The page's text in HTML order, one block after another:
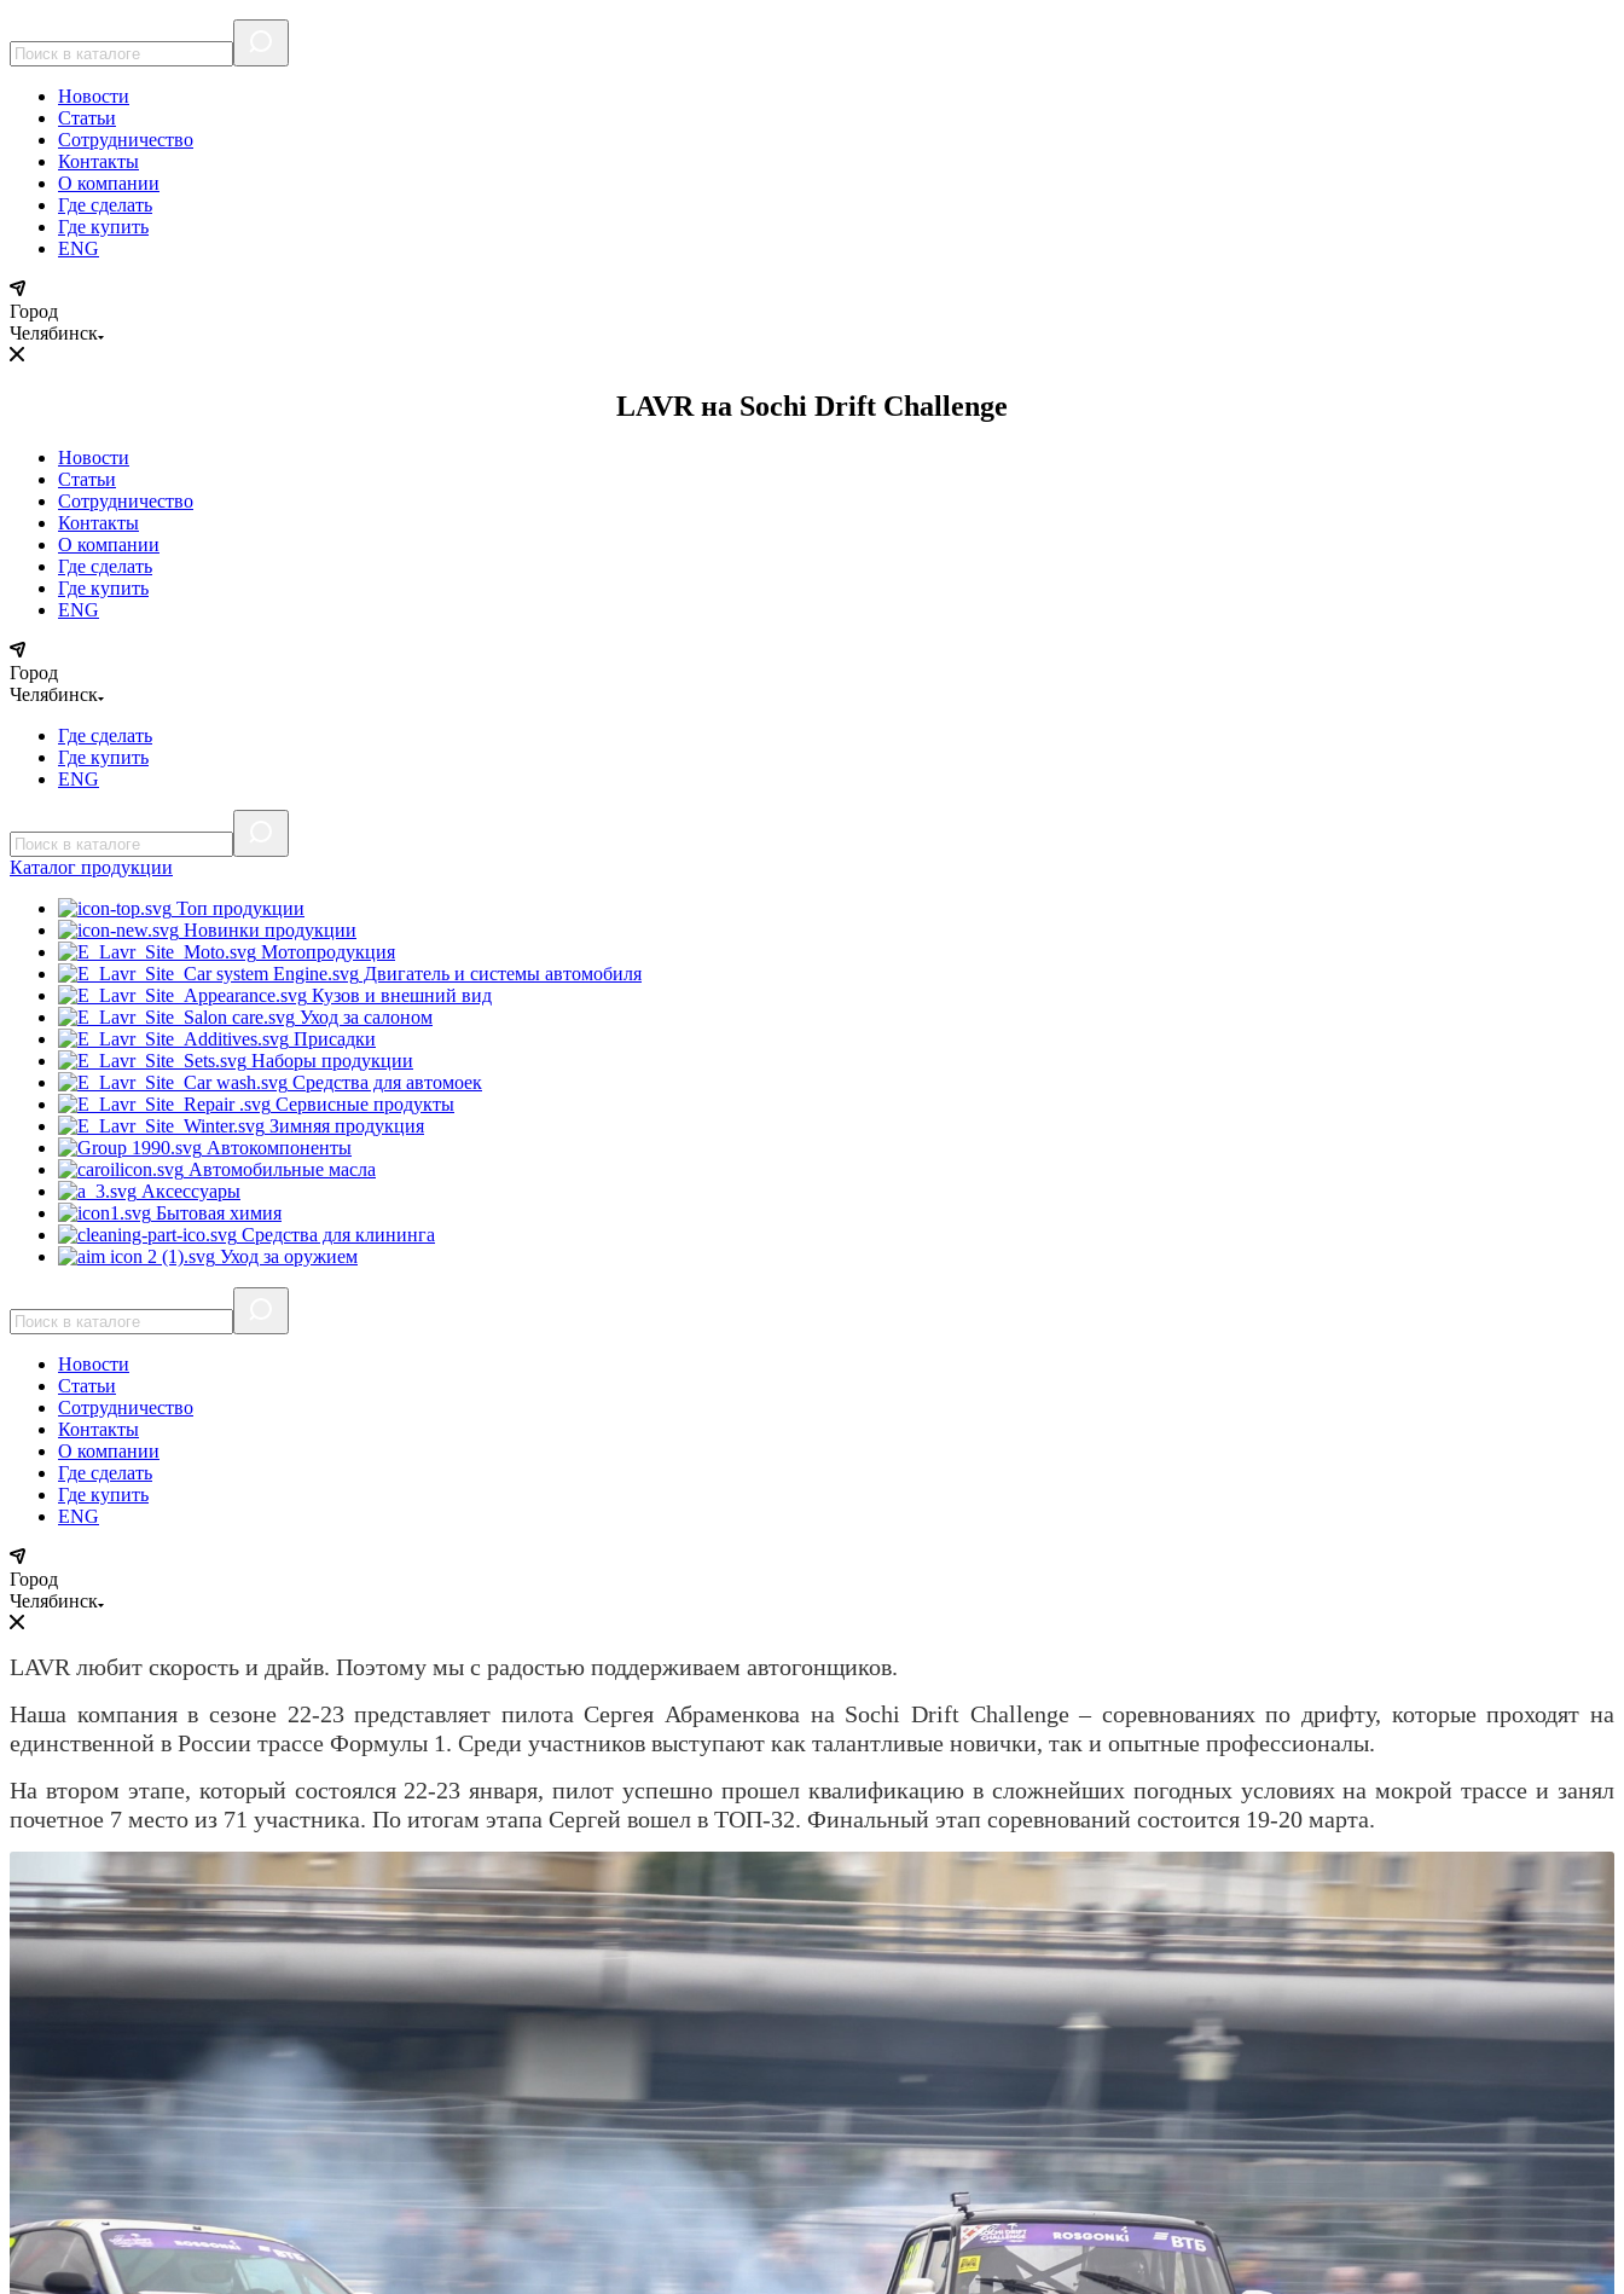
Новости
Статьи
Сотрудничество
Контакты
О компании
Где сделать
Где купить
ENG
Город
Челябинск
LAVR на Sochi Drift Challenge
Новости
Статьи
Сотрудничество
Контакты
О компании
Где сделать
Где купить
ENG
Город
Челябинск
Где сделать
Где купить
ENG
Каталог продукции
Топ продукции
Новинки продукции
Мотопродукция
Двигатель и системы автомобиля
Кузов и внешний вид
Уход за салоном
Присадки
Наборы продукции
Средства для автомоек
Сервисные продукты
Зимняя продукция
Автокомпоненты
Автомобильные масла
Аксессуары
Бытовая химия
Средства для клининга
Уход за оружием
Новости
Статьи
Сотрудничество
Контакты
О компании
Где сделать
Где купить
ENG
Город
Челябинск
LAVR любит скорость и драйв. Поэтому мы с радостью поддерживаем автогонщиков.
Наша компания в сезоне 22-23 представляет пилота Сергея Абраменкова на Sochi Drift Challenge – соревнованиях по дрифту, которые проходят на
единственной в России трассе Формулы 1. Среди участников выступают как талантливые новички, так и опытные профессионалы.
На втором этапе, который состоялся 22-23 января, пилот успешно прошел квалификацию в сложнейших погодных условиях на мокрой трассе и занял
почетное 7 место из 71 участника. По итогам этапа Сергей вошел в ТОП-32. Финальный этап соревнований состоится 19-20 марта.